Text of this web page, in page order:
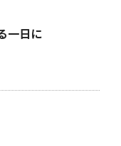
一日に